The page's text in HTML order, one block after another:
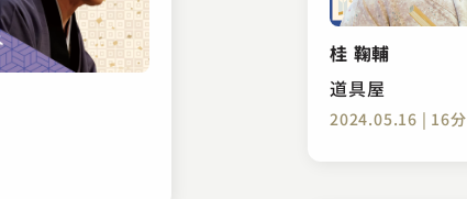
桂 鞠輔
道具屋
2024.05.16 | 16分